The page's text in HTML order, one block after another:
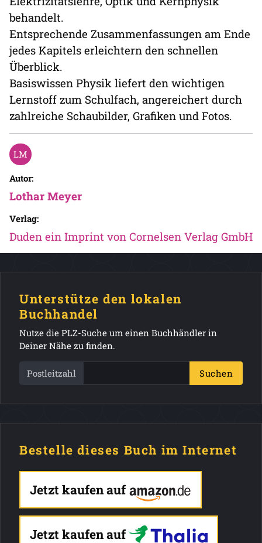
behandelt.
Entsprechende Zusammenfassungen am Ende
jedes Kapitels erleichtern den schnellen
Überblick.
Basiswissen Physik liefert den wichtigen
Lernstoff zum Schulfach, angereichert durch
zahlreiche Schaubilder, Grafiken und Fotos.
Autor:
Lothar Meyer
Verlag:
Duden ein Imprint von Cornelsen Verlag GmbH
Unterstütze den lokalen
Buchhandel
Nutze die PLZ-Suche um einen Buchhändler in
Deiner Nähe zu finden.
Postleitzahl Suchen
Bestelle dieses Buch im Internet
Jetzt kaufen auf
Jetzt kaufen auf